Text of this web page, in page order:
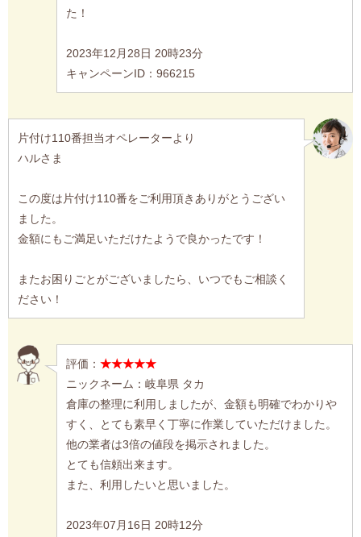
た！
2023年12月28日 20時23分
キャンペーンID：966215
片付け110番担当オペレーターより
ハルさま
この度は片付け110番をご利用頂きありがとうござい
ました。
金額にもご満足いただけたようで良かったです！
またお困りごとがございましたら、いつでもご相談く
ださい！
評価： ★★★★★
ニックネーム：岐阜県 タカ
倉庫の整理に利用しましたが、金額も明確でわかりや
すく、とても素早く丁寧に作業していただけました。
他の業者は3倍の値段を掲示されました。
とても信頼出来ます。
また、利用したいと思いました。
2023年07月16日 20時12分